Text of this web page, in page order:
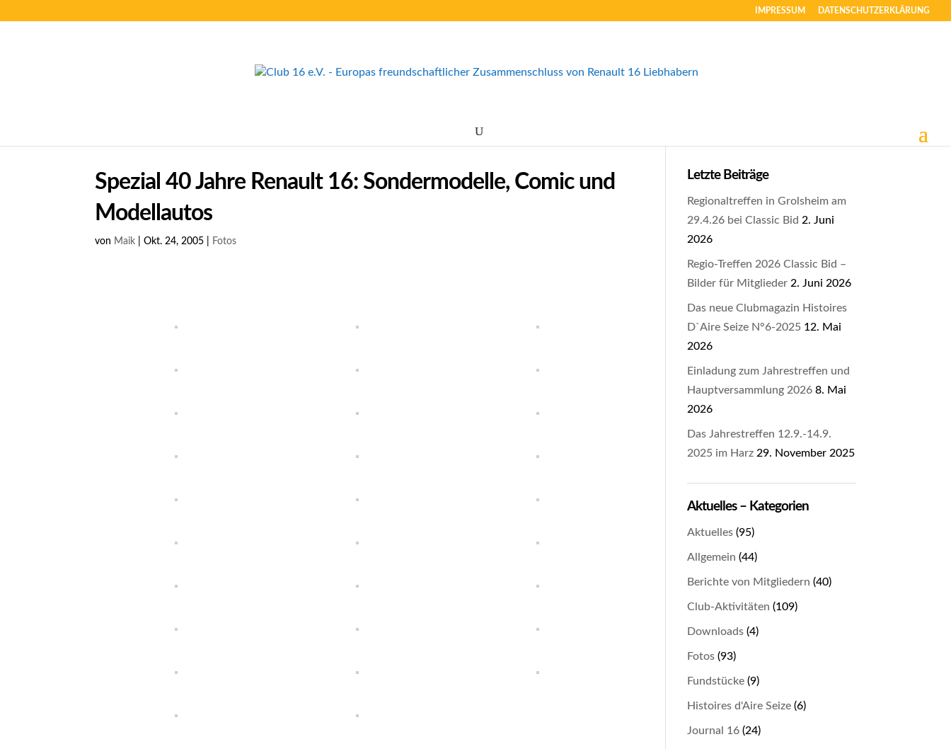
IMPRESSUM DATENSCHUTZERKLÄRUNG
Spezial 40 Jahre Renault 16: Sondermodelle, Comic und
Modellautos
von Maik |Okt. 24, 2005 Fotos
Letzte Beiträge
Regionaltreffen in Grolsheim am
29.4.26 bei Classic Bid 2. Juni
2026
Regio-Treffen 2026 Classic Bid –
Bilder für Mitglieder 2. Juni 2026
Das neue Clubmagazin Histoires
D`Aire Seize N°6-2025 12. Mai
2026
Einladung zum Jahrestreffen und
Hauptversammlung 2026 8. Mai
2026
Das Jahrestreffen 12.9.-14.9.
2025 im Harz 29. November 2025
Aktuelles – Kategorien
Aktuelles(95)
Allgemein (44)
Berichte von Mitgliedern (40)
Club-Aktivitäten (109)
Downloads(4)
Fotos(93)
Fundstücke(9)
Histoires d'Aire Seize(6)
Journal 16(24)